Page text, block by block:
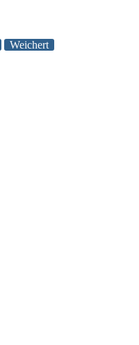
Weichert